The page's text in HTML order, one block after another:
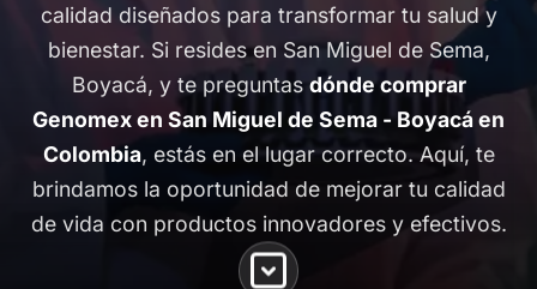
calidad diseñados para transformar tu salud y
bienestar. Si resides en San Miguel de Sema,
Boyacá, y te preguntasdónde comprar
Genomex en San Miguel de Sema - Boyacá en
Colombia, estás en el lugar correcto. Aquí, te
brindamos la oportunidad de mejorar tu calidad
de vida con productos innovadores y efectivos.